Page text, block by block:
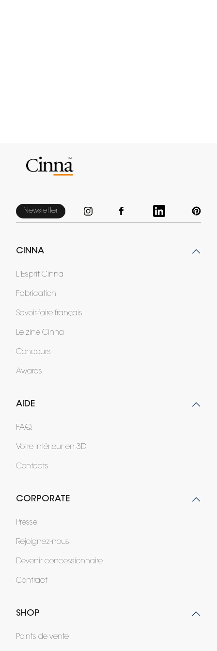
Newsletter
CINNA
L'Esprit Cinna
Fabrication
Savoir-faire français
Le zine Cinna
Concours
Awards
AIDE
FAQ
Votre intérieur en 3D
Contacts
CORPORATE
Presse
Rejoignez-nous
Devenir concessionnaire
Contract
SHOP
Points de vente